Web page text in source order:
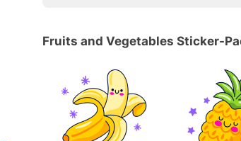
Fruits and Vegetables Sticker-